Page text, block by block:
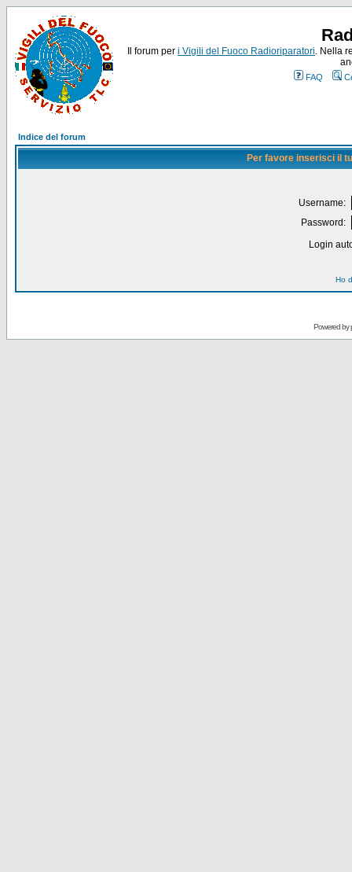
Il forum per i Vigili del Fuoco Radioriparatori. Nella
FAQ
Indice del forum
Per favore inserisci il
Username:
Password:
Login
Ho
Powered by